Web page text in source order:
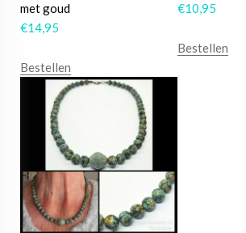
met goud
€14,95
Bestellen
€10,95
Bestellen